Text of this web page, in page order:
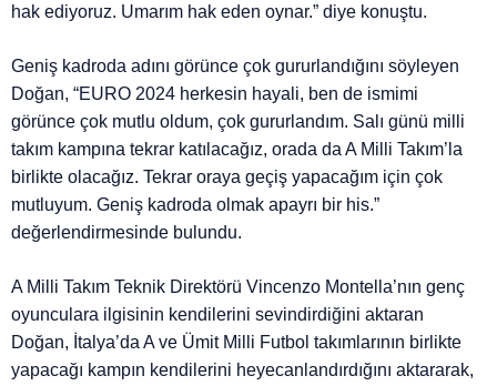
hak ediyoruz. Umarım hak eden oynar.” diye konuştu.
Geniş kadroda adını görünce çok gururlandığını söyleyen
Doğan, “EURO 2024 herkesin hayali, ben de ismimi
görünce çok mutlu oldum, çok gururlandım. Salı günü milli
takım kampına tekrar katılacağız, orada da A Milli Takım’la
birlikte olacağız. Tekrar oraya geçiş yapacağım için çok
mutluyum. Geniş kadroda olmak apayrı bir his.”
değerlendirmesinde bulundu.
A Milli Takım Teknik Direktörü Vincenzo Montella’nın genç
oyunculara ilgisinin kendilerini sevindirdiğini aktaran
Doğan, İtalya’da A ve Ümit Milli Futbol takımlarının birlikte
yapacağı kampın kendilerini heyecanlandırdığını aktararak,